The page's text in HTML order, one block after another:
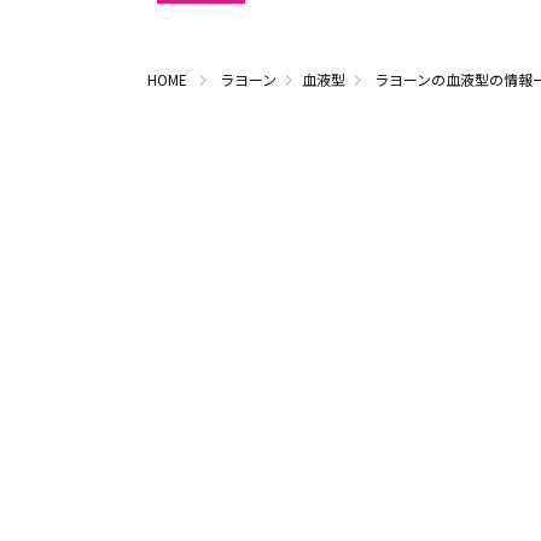
HOME ラヨーン 血液型 ラヨーンの血液型の情報